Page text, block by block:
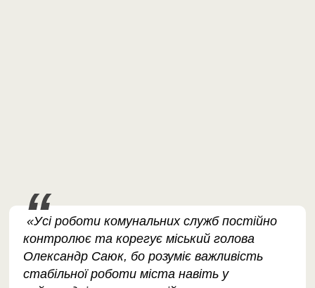
«Усі роботи комунальних служб постійно
контролює та корегує міський голова
Олександр Саюк, бо розуміє важливість
стабільної роботи міста навіть у